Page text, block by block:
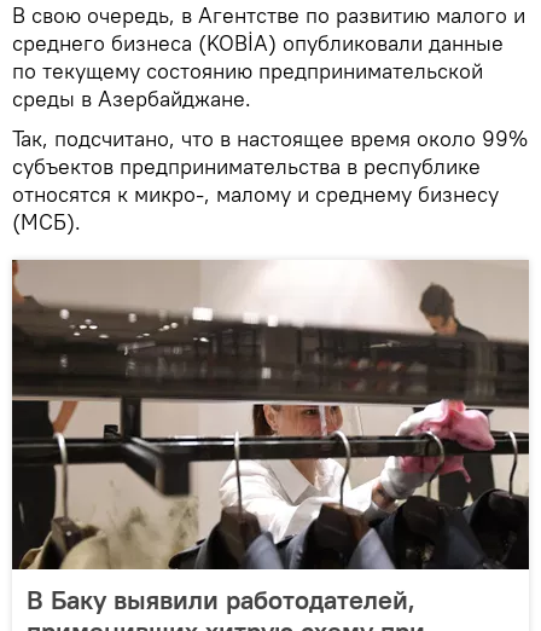
​В свою очередь, в Агентстве по развитию малого и
среднего бизнеса (KOBİA) опубликовали данные
по текущему состоянию предпринимательской
среды в Азербайджане.
Так, подсчитано, что в настоящее время около 99%
субъектов предпринимательства в республике
относятся к микро-, малому и среднему бизнесу
(МСБ).
В Баку выявили работодателей,